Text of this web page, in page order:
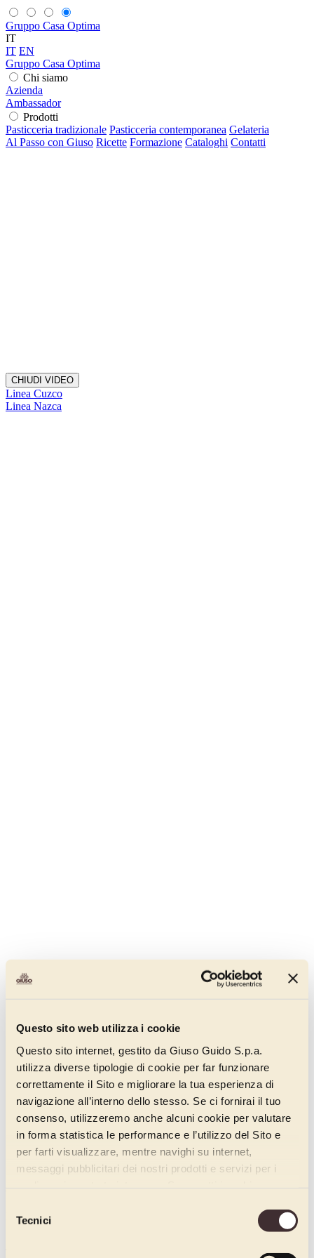
Questo sito web utilizza i cookie
Questo sito internet, gestito da Giuso Guido S.p.a.
utilizza diverse tipologie di cookie per far funzionare
correttamente il Sito e migliorare la tua esperienza di
navigazione all’interno dello stesso. Se ci fornirai il tuo
consenso, utilizzeremo anche alcuni cookie per valutare
in forma statistica le performance e l’utilizzo del Sito e
per farti visualizzare, mentre navighi su internet,
messaggi pubblicitari dei nostri prodotti e servizi per i
delTecnici
Gruppo Casa Optima
IT
IT EN
Gruppo Casa Optima
Chi siamo
Azienda
Ambassador
Prodotti
Pasticceria tradizionale Pasticceria contemporanea Gelateria
Al Passo con Giuso Ricette Formazione Cataloghi Contatti
CHIUDI VIDEO
Linea Cuzco
Linea Nazca
Peso kg: